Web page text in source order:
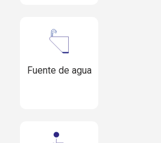
Fuente de agua